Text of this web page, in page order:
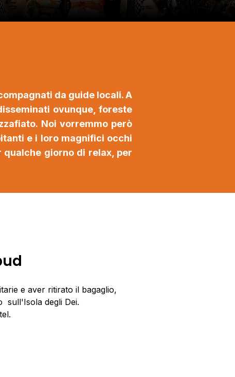
da guide locali. A
ovunque, foreste
Noi vorremmo però
e i loro magnifici occhi
qualche giorno di relax, per
e aver ritirato il bagaglio,
sull'Isola degli Dei.